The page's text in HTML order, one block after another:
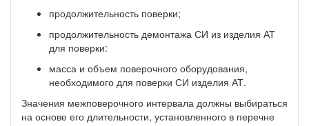
продолжительность поверки;
продолжительность демонтажа СИ из изделия АТ
для поверки:
масса и объем поверочного оборудования,
необходимого для поверки СИ изделия АТ.
Значения межповерочного интервала должны выбираться
на основе его длительности, установленного в перечне